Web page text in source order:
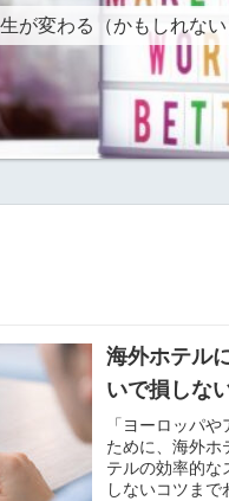
生が変わる（かもしれな
海外ホテル
いで損しな
「ヨーロッパ
ために、海外ホ
テルの効率的な
しないコツまで